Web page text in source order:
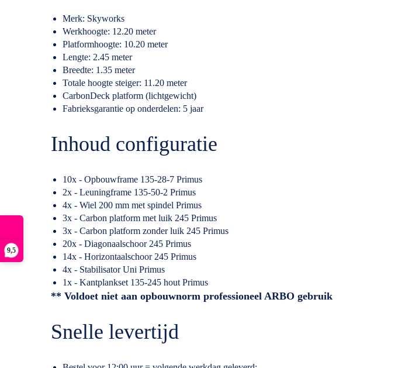
9,5
Merk: Skyworks
Werkhoogte: 12.20 meter
Platformhoogte: 10.20 meter
Lengte: 2.45 meter
Breedte: 1.35 meter
Totale hoogte steiger: 11.20 meter
CarbonDeck platform (lichtgewicht)
Fabrieksgarantie op onderdelen: 5 jaar
Inhoud configuratie
10x - Opbouwframe 135-28-7 Primus
2x - Leuningframe 135-50-2 Primus
4x - Wiel 200 mm met spindel Primus
3x - Carbon platform met luik 245 Primus
3x - Carbon platform zonder luik 245 Primus
20x - Diagonaalschoor 245 Primus
14x - Horizontaalschoor 245 Primus
4x - Stabilisator Uni Primus
1x - Kantplankset 135-245 hout Primus
** Voldoet niet aan opbouwnorm professioneel ARBO gebruik
Snelle levertijd